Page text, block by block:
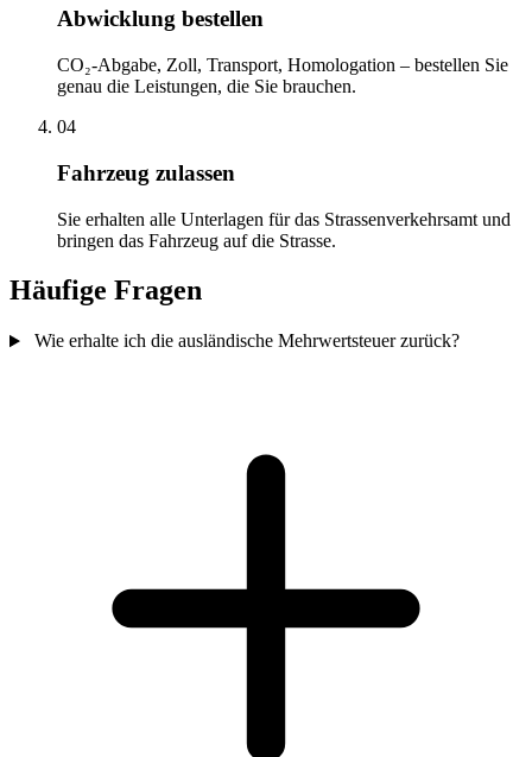
Abwicklung bestellen
CO₂-Abgabe, Zoll, Transport, Homologation – bestellen Sie
genau die Leistungen, die Sie brauchen.
04
Fahrzeug zulassen
Sie erhalten alle Unterlagen für das Strassenverkehrsamt und
bringen das Fahrzeug auf die Strasse.
Häufige Fragen
Wie erhalte ich die ausländische Mehrwertsteuer zurück?